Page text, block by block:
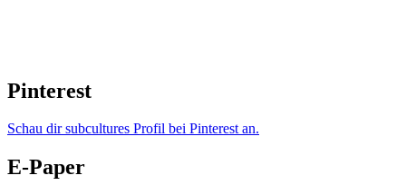
Pinterest
Schau dir subcultures Profil bei Pinterest an.
E-Paper